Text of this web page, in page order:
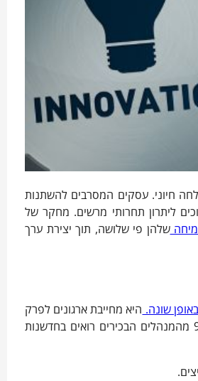
הישרדות והצלחה חיוני. עסקים המסרבים להשתנות
ליתרון תחרותי מרשים. מחקר של
שלהן פי שלושה, תוך יצירת ערך
שונה. היא מחייבת ארגונים לפרק
תהליכים קיימים, לזהות חסמים ולייצר פתרונות מקוריים. מחקר של בוסטון קונסולטינג גרופ מצא כי 90% מהמנהלים הבכירים רואים בחדשנות